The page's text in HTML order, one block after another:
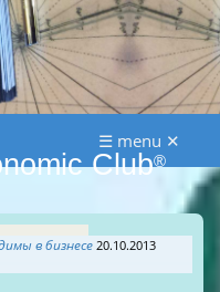
Club®
☰ menu ✕
в бизнесе20.10.2013